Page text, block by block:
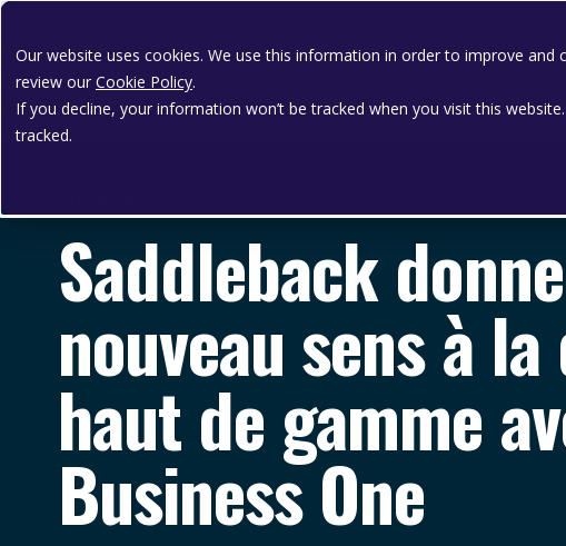
Our website uses cookies. We use this information in order to improve
review our Cookie Policy.
If you decline, your information won’t be tracked when you visit this
tracked.
Saddleback
nouveau sens à
haut de gamme
Business One